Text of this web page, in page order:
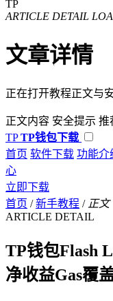
TP
ARTICLE DETAIL
文章详情
正在打开教程正文与
正文内容 安全提示 推
TP TP钱包下载
首页 软件下载 功能介
心
立即下载
首页 / 新手教程 / 正文
ARTICLE DETAIL
TP钱包Flash
净收益Gas覆